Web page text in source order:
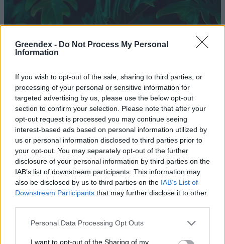
Greendex - Do Not Process My Personal
Information
If you wish to opt-out of the sale, sharing to third parties, or
processing of your personal or sensitive information for
targeted advertising by us, please use the below opt-out
section to confirm your selection. Please note that after your
opt-out request is processed you may continue seeing
interest-based ads based on personal information utilized by
us or personal information disclosed to third parties prior to
your opt-out. You may separately opt-out of the further
disclosure of your personal information by third parties on the
IAB’s list of downstream participants. This information may
also be disclosed by us to third parties on the IAB’s List of
Downstream Participants that may further disclose it to other
Personal Data Processing Opt Outs
I want to opt-out of the Sharing of my
Hogyan lesz zöld és fenntartható
a házunk?